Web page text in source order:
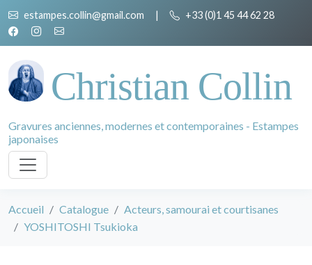
estampes.collin@gmail.com | +33 (0)1 45 44 62 28
Christian Collin
Gravures anciennes, modernes et contemporaines - Estampes
japonaises
Accueil Catalogue
Acteurs, samourai et courtisanes
YOSHITOSHI Tsukioka